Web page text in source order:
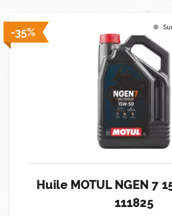
-35%
Huile MOTUL NGEN 7
111825